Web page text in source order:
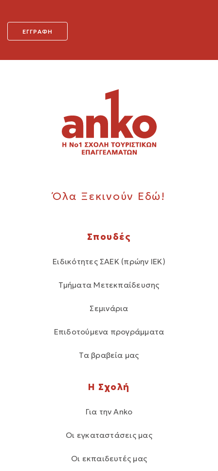
Όλα Ξεκινούν Εδώ!
Σπουδές
Ειδικότητες ΣΑΕΚ (πρώην ΙΕΚ)
Τμήματα Μετεκπαίδευσης
Σεμινάρια
Επιδοτούμενα προγράμματα
Τα βραβεία μας
Η Σχολή
Για την Anko
Οι εγκαταστάσεις μας
Οι εκπαιδευτές μας